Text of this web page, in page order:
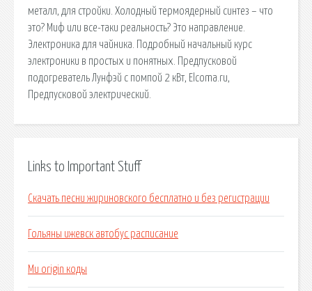
металл, для стройки. Холодный термоядерный синтез – что
это? Миф или все-таки реальность? Это направление.
Электроника для чайника. Подробный начальный курс
электроники в простых и понятных. Предпусковой
подогреватель Лунфэй с помпой 2 кВт, Elcoma.ru,
Предпусковой электрический.
Links to Important Stuff
Скачать песни жириновского бесплатно и без регистрации
Гольяны ижевск автобус расписание
Mu origin коды